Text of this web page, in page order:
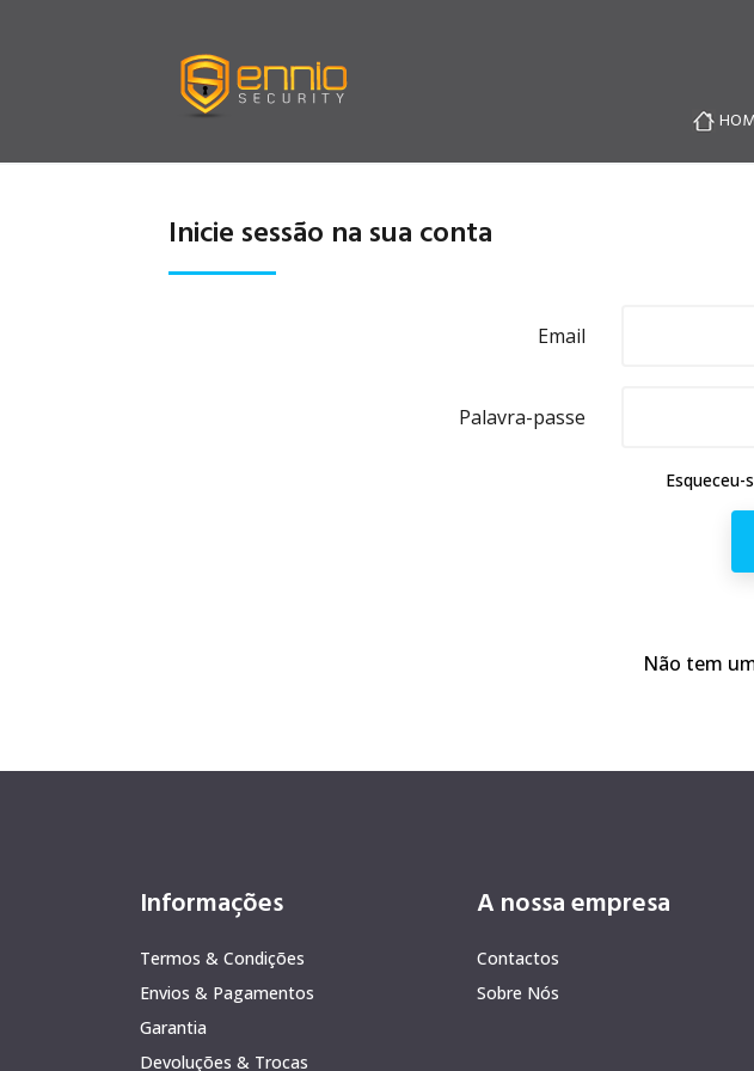
Inicie sessão na sua conta
Email
Palavra-passe
Esqueceu-
Não tem
Informações
Termos & Condições
Envios & Pagamentos
Garantia
Devoluções & Trocas
A nossa empresa
Contactos
Sobre Nós